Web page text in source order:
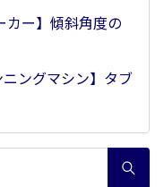
カー】傾斜角度の
ニングマシン】タブ